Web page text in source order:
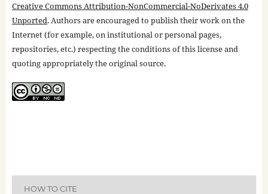
Creative Commons Attribution-NonCommercial-NoDerivates 4.0
Unported. Authors are encouraged to publish their work on the
Internet (for example, on institutional or personal pages,
repositories, etc.) respecting the conditions of this license and
quoting appropriately the original source.
HOW TO CITE